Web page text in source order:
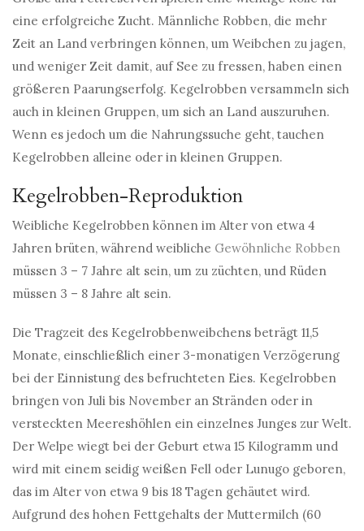
eine erfolgreiche Zucht. Männliche Robben, die mehr
Zeit an Land verbringen können, um Weibchen zu jagen,
und weniger Zeit damit, auf See zu fressen, haben einen
größeren Paarungserfolg. Kegelrobben versammeln sich
auch in kleinen Gruppen, um sich an Land auszuruhen.
Wenn es jedoch um die Nahrungssuche geht, tauchen
Kegelrobben alleine oder in kleinen Gruppen.
Kegelrobben-Reproduktion
Weibliche Kegelrobben können im Alter von etwa 4
Jahren brüten, während weibliche Gewöhnliche Robben
müssen 3 – 7 Jahre alt sein, um zu züchten, und Rüden
müssen 3 – 8 Jahre alt sein.
Die Tragzeit des Kegelrobbenweibchens beträgt 11,5
Monate, einschließlich einer 3-monatigen Verzögerung
bei der Einnistung des befruchteten Eies. Kegelrobben
bringen von Juli bis November an Stränden oder in
versteckten Meereshöhlen ein einzelnes Junges zur Welt.
Der Welpe wiegt bei der Geburt etwa 15 Kilogramm und
wird mit einem seidig weißen Fell oder Lunugo geboren,
das im Alter von etwa 9 bis 18 Tagen gehäutet wird.
Aufgrund des hohen Fettgehalts der Muttermilch (60